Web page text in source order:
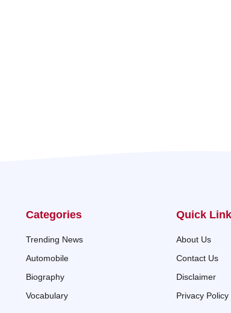
Categories
Trending News
Automobile
Biography
Vocabulary
Quick
About Us
Contact Us
Disclaimer
Privacy Policy